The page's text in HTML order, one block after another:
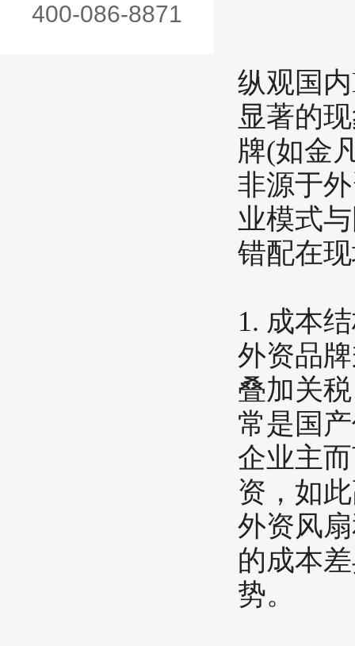
400-086-8871
纵观国
显著的
牌(如金
非源于
业模式
错配在
​1. 成本
外资品
叠加关
常是国
企业主
资，如
外资风
的成本
势。